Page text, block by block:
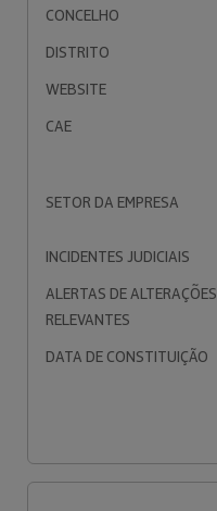
CONCELHO
DISTRITO
WEBSITE
CAE
SETOR DA EMPRESA
INCIDENTES JUDICIAIS
ALERTAS DE ALTERAÇÕES
RELEVANTES
DATA DE CONSTITUIÇÃO